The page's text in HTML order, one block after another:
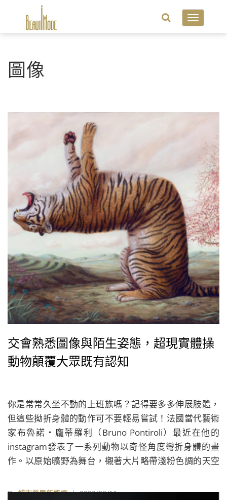
Toggle
圖像
交會熟悉圖像與陌生姿態，超現實體操
動物顛覆大眾既有認知
你是常常久坐不動的上班族嗎？記得要多多伸展肢體，
但這些拗折身體的動作可不要輕易嘗試！法國當代藝術
家布魯諾‧龐蒂羅利（Bruno Pontiroli）最近在他的
instagram發表了一系列動物以奇怪角度彎折身體的畫
作。以原始曠野為舞台，襯著大片略帶淺粉色調的天空
體型較小的兔子、狐狸，抑或是龐大的老虎、河馬，都
By城市美學新態度| 2020/09/11